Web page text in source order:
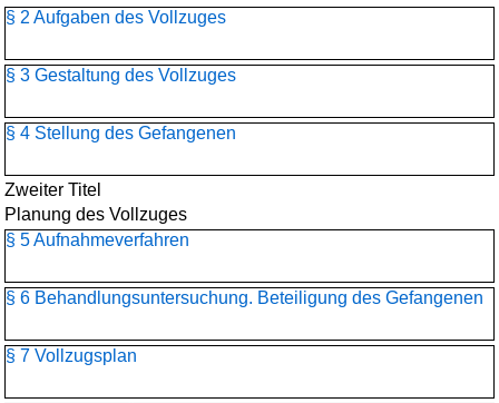
§ 2 Aufgaben des Vollzuges
§ 3 Gestaltung des Vollzuges
§ 4 Stellung des Gefangenen
Zweiter Titel
Planung des Vollzuges
§ 5 Aufnahmeverfahren
§ 6 Behandlungsuntersuchung. Beteiligung des Gefangenen
§ 7 Vollzugsplan